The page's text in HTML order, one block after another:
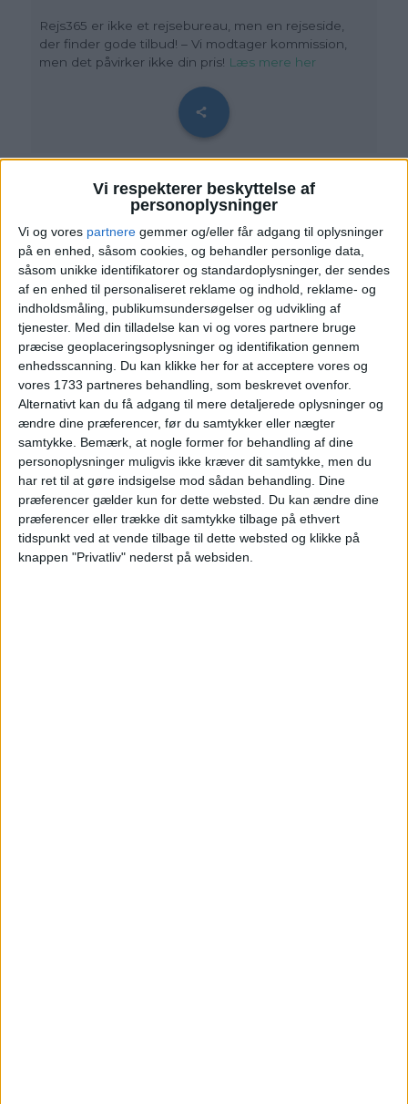
Vi respekterer beskyttelse af
personoplysninger
Vi og vores partnere gemmer og/eller får adgang til oplysninger
på en enhed, såsom cookies, og behandler personlige data,
såsom unikke identifikatorer og standardoplysninger, der sendes
af en enhed til personaliseret reklame og indhold, reklame- og
indholdsmåling, publikumsundersøgelser og udvikling af
tjenester. Med din tilladelse kan vi og vores partnere bruge
præcise geoplaceringsoplysninger og identifikation gennem
enhedsscanning. Du kan klikke her for at acceptere vores og
vores 1733 partneres behandling, som beskrevet ovenfor.
Alternativt kan du få adgang til mere detaljerede oplysninger og
ændre dine præferencer, før du samtykker eller nægter
samtykke. Bemærk, at nogle former for behandling af dine
personoplysninger muligvis ikke kræver dit samtykke, men du
har ret til at gøre indsigelse mod sådan behandling. Dine
præferencer gælder kun for dette websted. Du kan ændre dine
præferencer eller trække dit samtykke tilbage på ethvert
tidspunkt ved at vende tilbage til dette websted og klikke på
knappen "Privatliv" nederst på websiden.
Rejs365 er ikke et rejsebureau, men en rejseside,
der finder gode tilbud! – Vi modtager kommission,
men det påvirker ikke din pris! Læs mere her
ALTERNATIVE DATOER
Vi har taget udgangspunkt i den 2. – 3. marts,
men der er andre datoer til gode priser på
Kellers Park. Se et udvalg her:
KLIK PÅ DATOERNE
7. – 8.3 9. – 10.3 14. – 15.3
Læs videre efter Annoncen
Annonce